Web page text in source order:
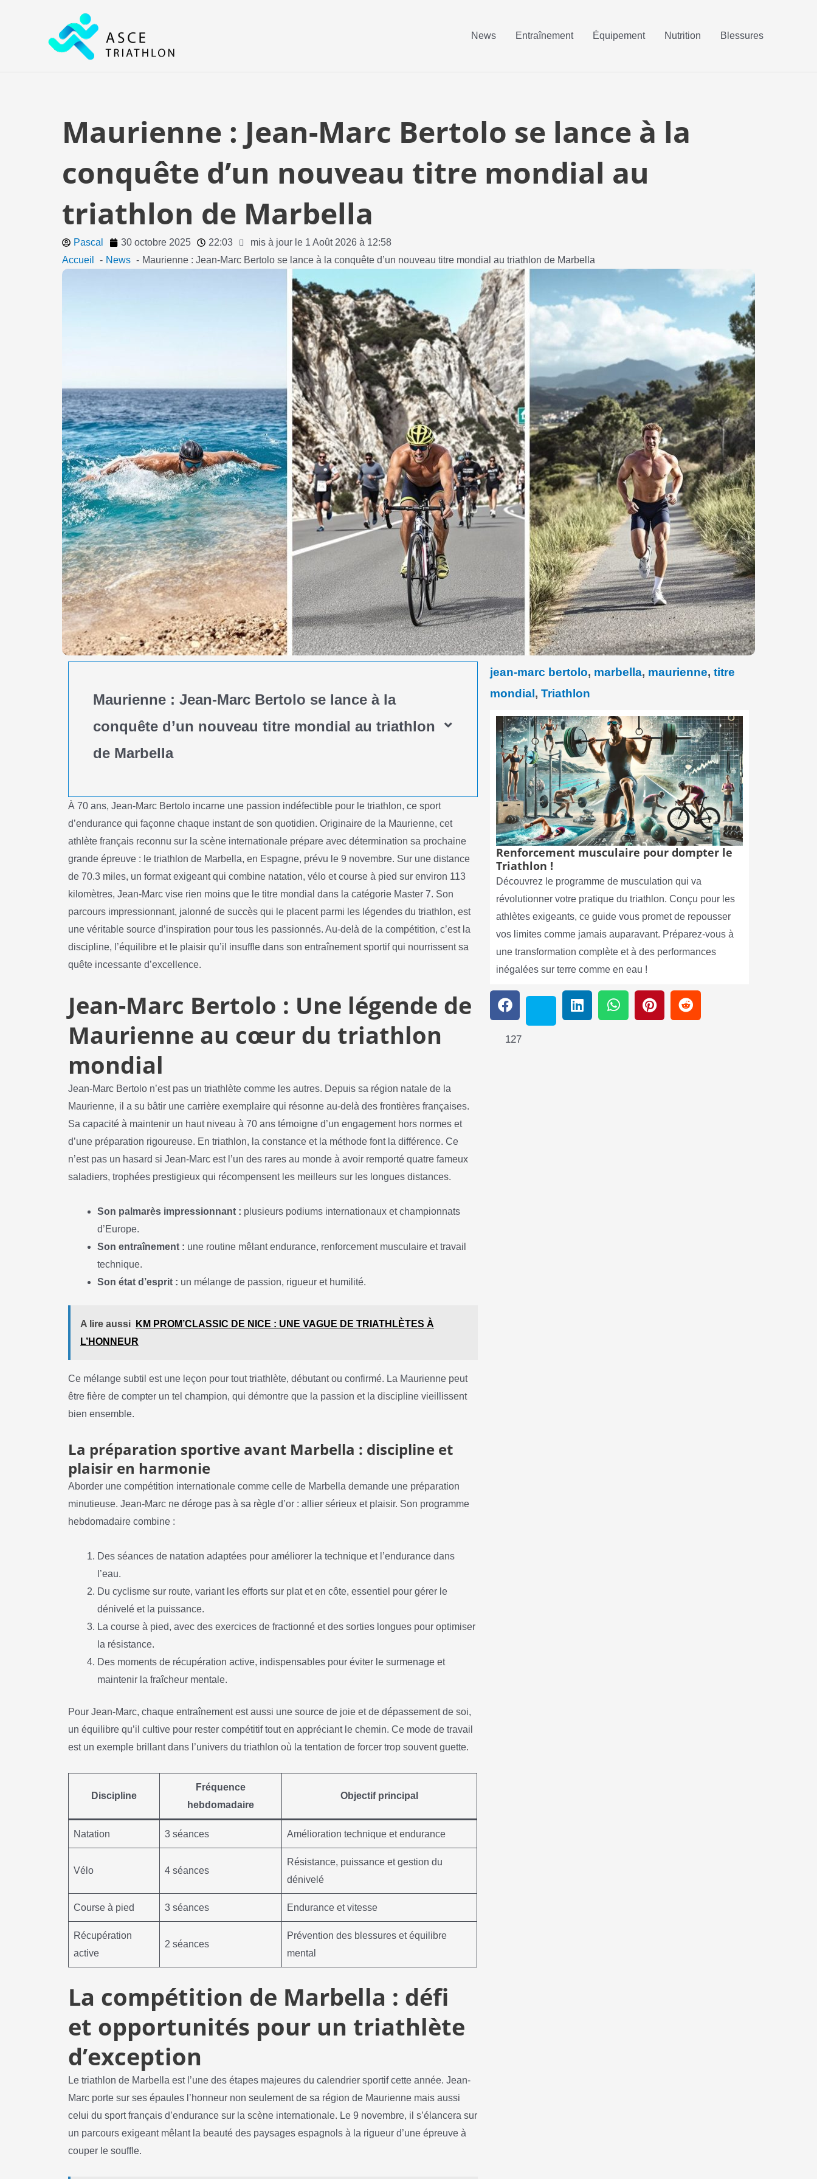
News Entraînement Équipement Nutrition Blessures
Maurienne : Jean-Marc Bertolo se lance à la
conquête d’un nouveau titre mondial au
triathlon de Marbella
Pascal 30 octobre 2025 22:03
mis à jour le 1 Août 2026 à 12:58
Accueil
News Maurienne : Jean-Marc Bertolo se lance à la conquête d’un nouveau titre mondial au triathlon de Marbella
Maurienne : Jean-Marc Bertolo se lance à la
conquête d’un nouveau titre mondial au triathlon
de Marbella
À 70 ans, Jean-Marc Bertolo incarne une passion indéfectible pour le triathlon, ce sport
d’endurance qui façonne chaque instant de son quotidien. Originaire de la Maurienne, cet
athlète français reconnu sur la scène internationale prépare avec détermination sa prochaine
grande épreuve : le triathlon de Marbella, en Espagne, prévu le 9 novembre. Sur une distance
de 70.3 miles, un format exigeant qui combine natation, vélo et course à pied sur environ 113
kilomètres, Jean-Marc vise rien moins que le titre mondial dans la catégorie Master 7. Son
parcours impressionnant, jalonné de succès qui le placent parmi les légendes du triathlon, est
une véritable source d’inspiration pour tous les passionnés. Au-delà de la compétition, c’est la
discipline, l’équilibre et le plaisir qu’il insuffle dans son entraînement sportif qui nourrissent sa
quête incessante d’excellence.
Jean-Marc Bertolo : Une légende de
Maurienne au cœur du triathlon
mondial
Jean-Marc Bertolo n’est pas un triathlète comme les autres. Depuis sa région natale de la
Maurienne, il a su bâtir une carrière exemplaire qui résonne au-delà des frontières françaises.
Sa capacité à maintenir un haut niveau à 70 ans témoigne d’un engagement hors normes et
d’une préparation rigoureuse. En triathlon, la constance et la méthode font la différence. Ce
n’est pas un hasard si Jean-Marc est l’un des rares au monde à avoir remporté quatre fameux
saladiers, trophées prestigieux qui récompensent les meilleurs sur les longues distances.
Son palmarès impressionnant : plusieurs podiums internationaux et championnats
d’Europe.
Son entraînement : une routine mêlant endurance, renforcement musculaire et travail
technique.
Son état d’esprit : un mélange de passion, rigueur et humilité.
A lire aussi
KM PROM’CLASSIC DE NICE : UNE VAGUE DE TRIATHLÈTES À
L’HONNEUR
Ce mélange subtil est une leçon pour tout triathlète, débutant ou confirmé. La Maurienne peut
être fière de compter un tel champion, qui démontre que la passion et la discipline vieillissent
bien ensemble.
La préparation sportive avant Marbella : discipline et
plaisir en harmonie
Aborder une compétition internationale comme celle de Marbella demande une préparation
minutieuse. Jean-Marc ne déroge pas à sa règle d’or : allier sérieux et plaisir. Son programme
hebdomadaire combine :
Des séances de natation adaptées pour améliorer la technique et l’endurance dans
l’eau.
Du cyclisme sur route, variant les efforts sur plat et en côte, essentiel pour gérer le
dénivelé et la puissance.
La course à pied, avec des exercices de fractionné et des sorties longues pour optimiser
la résistance.
Des moments de récupération active, indispensables pour éviter le surmenage et
maintenir la fraîcheur mentale.
Pour Jean-Marc, chaque entraînement est aussi une source de joie et de dépassement de soi,
un équilibre qu’il cultive pour rester compétitif tout en appréciant le chemin. Ce mode de travail
est un exemple brillant dans l’univers du triathlon où la tentation de forcer trop souvent guette.
Discipline
Fréquence
hebdomadaire
Objectif principal
Natation 3 séances Amélioration technique et endurance
Vélo 4 séances
Résistance, puissance et gestion du
dénivelé
Course à pied 3 séances Endurance et vitesse
Récupération
active
2 séances
Prévention des blessures et équilibre
mental
La compétition de Marbella : défi
et opportunités pour un triathlète
d’exception
Le triathlon de Marbella est l’une des étapes majeures du calendrier sportif cette année. Jean-
Marc porte sur ses épaules l’honneur non seulement de sa région de Maurienne mais aussi
celui du sport français d’endurance sur la scène internationale. Le 9 novembre, il s’élancera sur
un parcours exigeant mêlant la beauté des paysages espagnols à la rigueur d’une épreuve à
couper le souffle.
jean-marc bertolo, marbella, maurienne, titre
mondial , Triathlon
Renforcement musculaire pour dompter le
Triathlon !
Découvrez le programme de musculation qui va
révolutionner votre pratique du triathlon. Conçu pour les
athlètes exigeants, ce guide vous promet de repousser
vos limites comme jamais auparavant. Préparez-vous à
une transformation complète et à des performances
inégalées sur terre comme en eau !
127